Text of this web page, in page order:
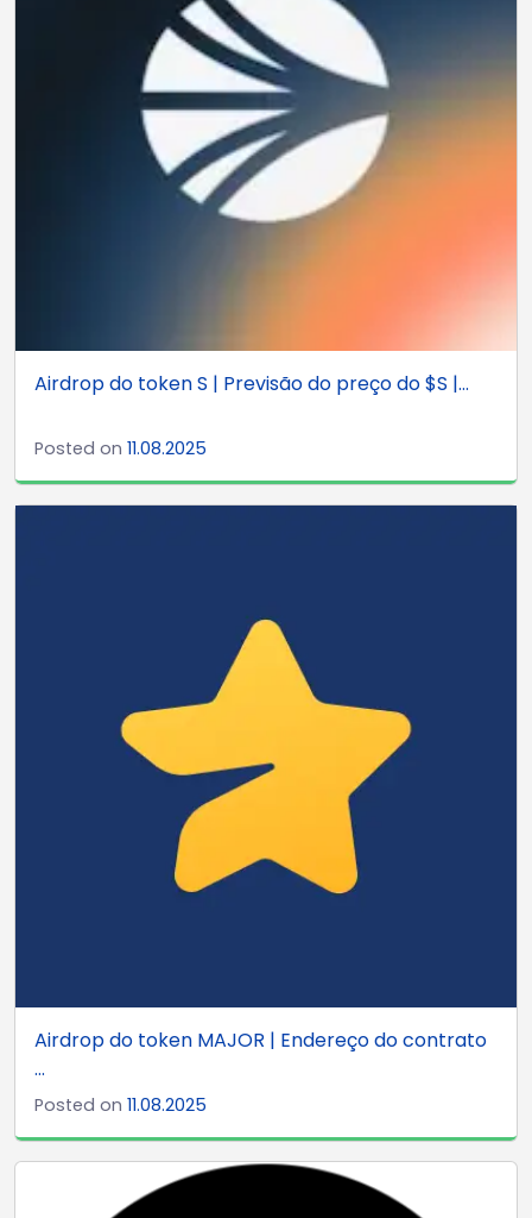
Airdrop do token S | Previsão do preço do $S |...
Posted on 11.08.2025
Airdrop do token MAJOR | Endereço do contrato
...
Posted on 11.08.2025